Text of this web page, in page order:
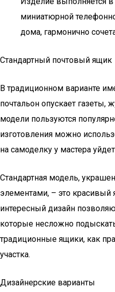
миниатюрной
дома, гармонично
Стандартный почтовый ящик
В традиционном варианте
почтальон опускает газеты,
модели пользуются
изготовления можно
на самоделку у мастера
Стандартная модель,
элементами, – это красивый
интересный дизайн
которые несложно
традиционные ящики, как
участка.
Дизайнерские варианты